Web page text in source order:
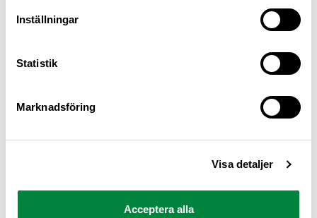
Inställningar
Statistik
Marknadsföring
Visa detaljer
Acceptera alla
M Sverige är Sveriges största konsumentorganisation
för bilister och andra trafikanter
Ansvarig utgivare: Heléne Lilja
Pressrum
Om oss